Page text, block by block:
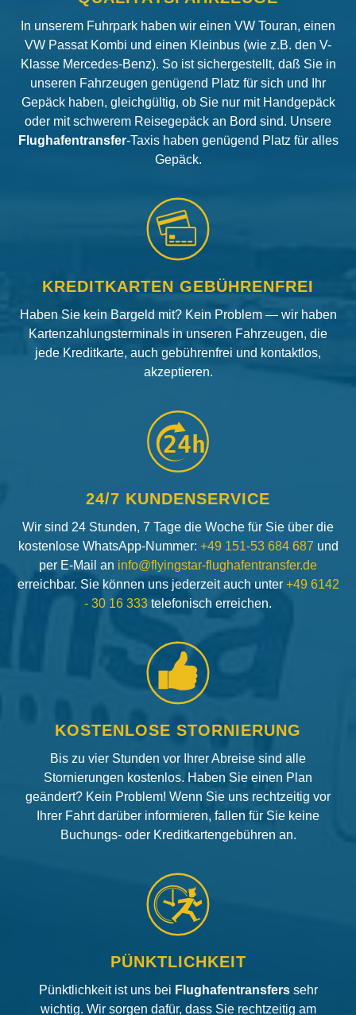
In unserem Fuhrpark haben wir einen VW Touran, einen
VW Passat Kombi und einen Kleinbus (wie z.B. den V-
Klasse Mercedes-Benz). So ist sichergestellt, daß Sie in
unseren Fahrzeugen genügend Platz für sich und Ihr
Gepäck haben, gleichgültig, ob Sie nur mit Handgepäck
oder mit schwerem Reisegepäck an Bord sind. Unsere
Flughafentransfer-Taxis haben genügend Platz für alles
Gepäck.
KREDITKARTEN GEBÜHRENFREI
Haben Sie kein Bargeld mit? Kein Problem — wir haben
Kartenzahlungsterminals in unseren Fahrzeugen, die
jede Kreditkarte, auch gebührenfrei und kontaktlos,
akzeptieren.
24h
24/7 KUNDENSERVICE
Wir sind 24 Stunden, 7 Tage die Woche für Sie über die
kostenlose WhatsApp-Nummer: +49 151-53 684 687 und
per E-Mail an info@flyingstar-flughafentransfer.de
erreichbar. Sie können uns jederzeit auch unter +49 6142
- 30 16 333 telefonisch erreichen.
KOSTENLOSE STORNIERUNG
Bis zu vier Stunden vor Ihrer Abreise sind alle
Stornierungen kostenlos. Haben Sie einen Plan
geändert? Kein Problem! Wenn Sie uns rechtzeitig vor
Ihrer Fahrt darüber informieren, fallen für Sie keine
Buchungs- oder Kreditkartengebühren an.
PÜNKTLICHKEIT
Pünktlichkeit ist uns bei Flughafentransfers sehr
wichtig. Wir sorgen dafür, dass Sie rechtzeitig am